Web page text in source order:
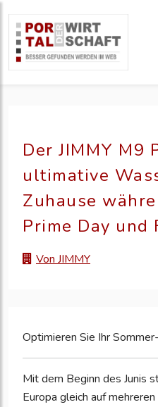
Der JIMMY M9
ultimative
Zuhause
Prime Day
Von JIMMY
Optimieren Sie Ihr
Mit dem Beginn des Junis
Europa gleich auf